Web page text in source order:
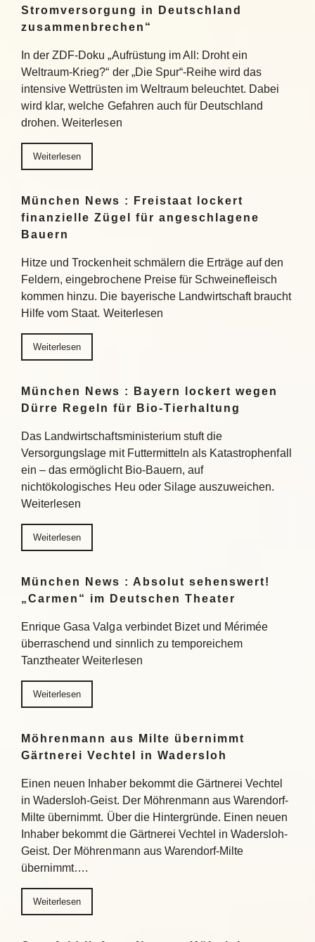
Stromversorgung in Deutschland
zusammenbrechen“
In der ZDF-Doku „Aufrüstung im All: Droht ein
Weltraum-Krieg?“ der „Die Spur“-Reihe wird das
intensive Wettrüsten im Weltraum beleuchtet. Dabei
wird klar, welche Gefahren auch für Deutschland
drohen. Weiterlesen
Weiterlesen
München News : Freistaat lockert
finanzielle Zügel für angeschlagene
Bauern
Hitze und Trockenheit schmälern die Erträge auf den
Feldern, eingebrochene Preise für Schweinefleisch
kommen hinzu. Die bayerische Landwirtschaft braucht
Hilfe vom Staat. Weiterlesen
Weiterlesen
München News : Bayern lockert wegen
Dürre Regeln für Bio-Tierhaltung
Das Landwirtschaftsministerium stuft die
Versorgungslage mit Futtermitteln als Katastrophenfall
ein – das ermöglicht Bio-Bauern, auf
nichtökologisches Heu oder Silage auszuweichen.
Weiterlesen
Weiterlesen
München News : Absolut sehenswert!
„Carmen“ im Deutschen Theater
Enrique Gasa Valga verbindet Bizet und Mérimée
überraschend und sinnlich zu temporeichem
Tanztheater Weiterlesen
Weiterlesen
Möhrenmann aus Milte übernimmt
Gärtnerei Vechtel in Wadersloh
Einen neuen Inhaber bekommt die Gärtnerei Vechtel
in Wadersloh-Geist. Der Möhrenmann aus Warendorf-
Milte übernimmt. Über die Hintergründe. Einen neuen
Inhaber bekommt die Gärtnerei Vechtel in Wadersloh-
Geist. Der Möhrenmann aus Warendorf-Milte
übernimmt….
Weiterlesen